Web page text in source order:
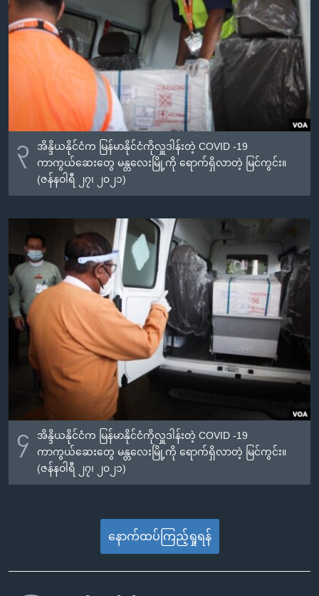
၃
အိန္ဒိယနိုင်ငံက မြန်မာနိုင်ငံကိုလှူဒါန်းတဲ့ COVID -19
ကာကွယ်ဆေးတွေ မန္တလေးမြို့ကို ရောက်ရှိလာတဲ့ မြင်ကွင်း။
(ဇန်နဝါရီ ၂၇၊ ၂၀၂၁)
၄
အိန္ဒိယနိုင်ငံက မြန်မာနိုင်ငံကိုလှူဒါန်းတဲ့ COVID -19
ကာကွယ်ဆေးတွေ မန္တလေးမြို့ကို ရောက်ရှိလာတဲ့ မြင်ကွင်း။
(ဇန်နဝါရီ ၂၇၊ ၂၀၂၁)
နောက်ထပ်ကြည့်ရှုရန်